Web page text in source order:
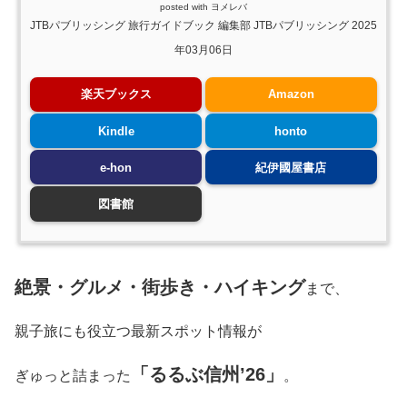
posted with ヨメレバ
JTBパブリッシング 旅行ガイドブック 編集部 JTBパブリッシング 2025
年03月06日
楽天ブックス Amazon
Kindle honto
e-hon 紀伊國屋書店
図書館
絶景・グルメ・街歩き・ハイキングまで、
親子旅にも役立つ最新スポット情報が
ぎゅっと詰まった 「るるぶ信州’26」 。